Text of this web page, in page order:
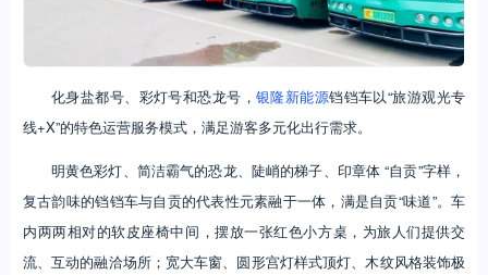
化身盐都号、彩灯号和恐龙号， 银隆新能源铛铛车以“旅游观光专
线+X”的特色运营服务模式，满足游客多元化出行需求。
明黄色彩灯、简洁霸气的恐龙、陡峭的梯子、印章体 “自贡”字样，
复古韵味的铛铛车与自贡的代表性元素融于一体，满是自贡“味道”。车
内两两相对的软皮座椅中间，摆放一张红色小方桌，为旅人们提供交
流、互动的融洽场所；宽大车窗、圆形宫灯样式顶灯、木纹风格装饰极